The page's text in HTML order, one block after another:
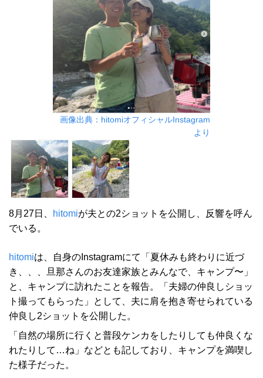
画像出典：hitomiオフィシャルInstagram
より
8月27日、 hitomiが夫との2ショットを公開し、反響を呼ん
でいる。
hitomiは、自身のInstagramにて「夏休みも終わりに近づ
き、、、旦那さんのお友達家族とみんなで、キャンプ〜」
と、キャンプに訪れたことを報告。「夫婦の仲良しショッ
ト撮ってもらった」として、夫に肩を抱き寄せられている
仲良し2ショットを公開した。
「自然の場所に行くと普段ケンカをしたりしても仲良くな
れたりして…ね」などとも記しており、キャンプを満喫し
た様子だった。